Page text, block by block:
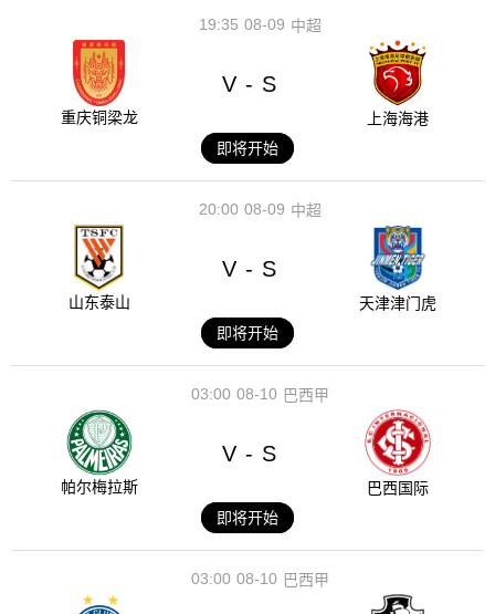
08-09
19:35 中超
重庆铜梁龙
V - S
上海海港
即将开始
08-09
20:00 中超
山东泰山
V - S
天津津门虎
即将开始
08-10
03:00 巴西甲
帕尔梅拉斯
V - S
巴西国际
即将开始
08-10
03:00 巴西甲